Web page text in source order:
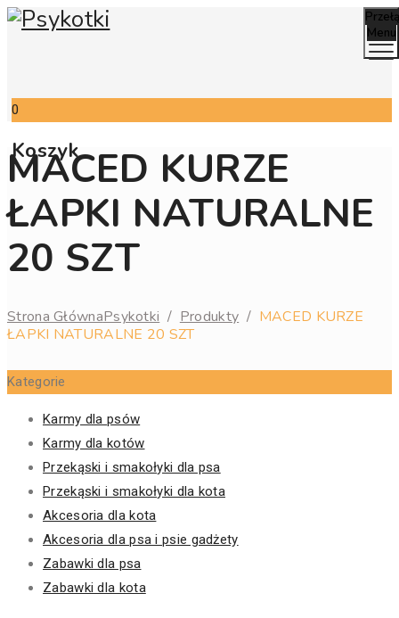
Menu
0
Koszyk
MACED KURZE
ŁAPKI NATURALNE
20 SZT
Strona GłównaPsykotki / Produkty / MACED KURZE
ŁAPKI NATURALNE 20 SZT
Kategorie
Karmy dla psów
Karmy dla kotów
Przekąski i smakołyki dla psa
Przekąski i smakołyki dla kota
Akcesoria dla kota
Akcesoria dla psa i psie gadżety
Zabawki dla psa
Zabawki dla kota